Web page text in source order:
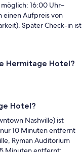
16:00 Uhr–
einen Aufpreis von
Später Check-in ist
Hermitage Hotel?
Hotel?
Nashville) ist
10 Minuten entfernt
Ryman Auditorium